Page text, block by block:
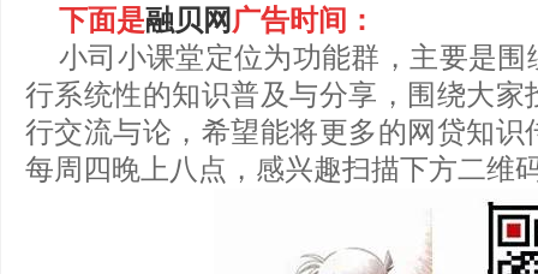
下面是融贝网 广告时间：
小司小课堂定位为功能群，主要是
行系统性的知识普及与分享，围绕大家
行交流与论，希望能将更多的网贷知识
每周四晚上八点，感兴趣扫描下方二维